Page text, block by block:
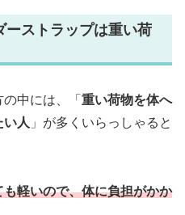
ストラップは重い荷
中には、「 重い荷物を体へ
い人 」が多くいらっしゃると
も軽いので、体に負担がかか